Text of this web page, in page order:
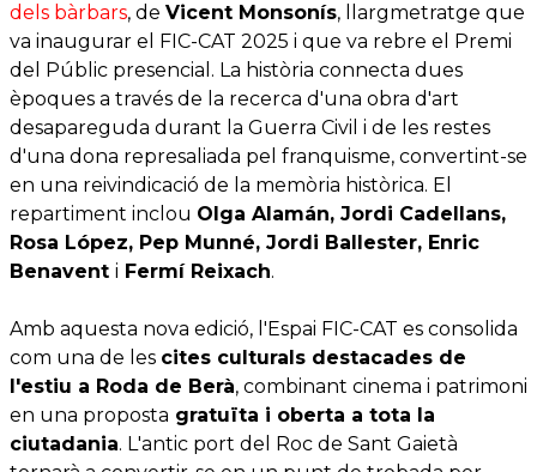
dels bàrbars, de Vicent Monsonís, llargmetratge que
va inaugurar el FIC-CAT 2025 i que va rebre el Premi
del Públic presencial. La història connecta dues
èpoques a través de la recerca d'una obra d'art
desapareguda durant la Guerra Civil i de les restes
d'una dona represaliada pel franquisme, convertint-se
en una reivindicació de la memòria històrica. El
repartiment inclou Olga Alamán, Jordi Cadellans,
Rosa López, Pep Munné, Jordi Ballester, Enric
Benavent i Fermí Reixach.
Amb aquesta nova edició, l'Espai FIC-CAT es consolida
com una de les cites culturals destacades de
l'estiu a Roda de Berà, combinant cinema i patrimoni
en una proposta gratuïta i oberta a tota la
ciutadania. L'antic port del Roc de Sant Gaietà